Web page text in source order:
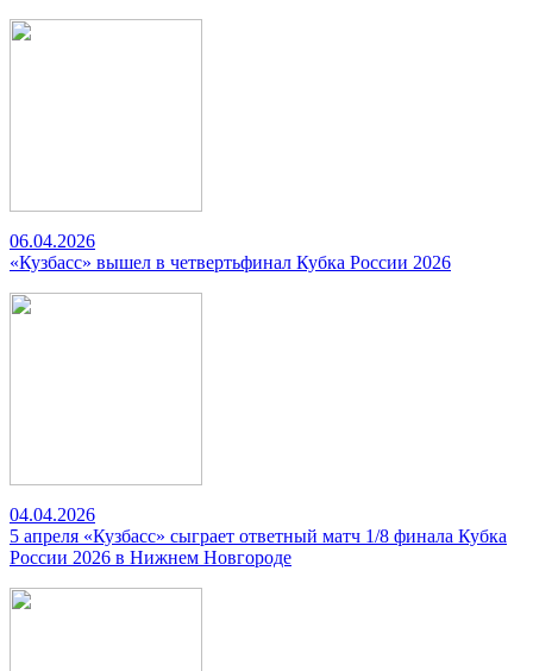
06.04.2026
«Кузбасс» вышел в четвертьфинал Кубка России 2026
04.04.2026
5 апреля «Кузбасс» сыграет ответный матч 1/8 финала Кубка
России 2026 в Нижнем Новгороде